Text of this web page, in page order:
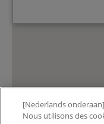
[Nederlands onderaan]
Nous utilisons des